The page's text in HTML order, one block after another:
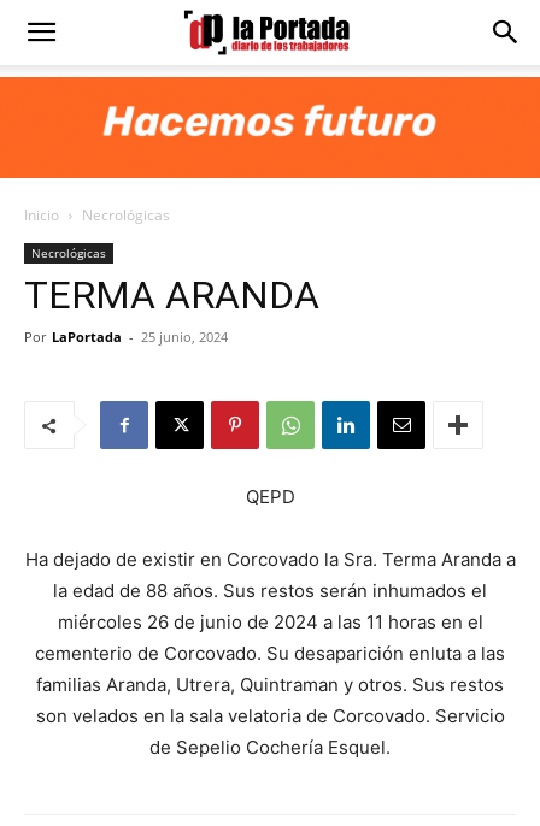
Diario
Portada
Inicio Necrológicas
Necrológicas
TERMA ARANDA
Por LaPortada - 25 junio, 2024
QEPD
Ha dejado de existir en Corcovado la Sra. Terma Aranda a
la edad de 88 años. Sus restos serán inhumados el
miércoles 26 de junio de 2024 a las 11 horas en el
cementerio de Corcovado. Su desaparición enluta a las
familias Aranda, Utrera, Quintraman y otros. Sus restos
son velados en la sala velatoria de Corcovado. Servicio
de Sepelio Cochería Esquel.